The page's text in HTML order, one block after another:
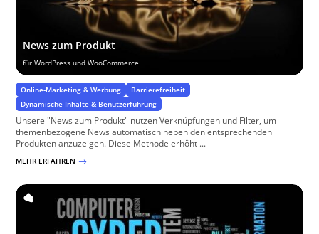
News zum Produkt
für WordPress und WooCommerce
Online-Marketing & Werbung
Barrierefreiheit
Dynamische Inhalte & Benutzerführung
Unsere "News zum Produkt" nutzen Verknüpfungen und Filter, um
themenbezogene News automatisch neben den entsprechenden
Produkten anzuzeigen. Diese Methode erhöht ...
MEHR ERFAHREN $